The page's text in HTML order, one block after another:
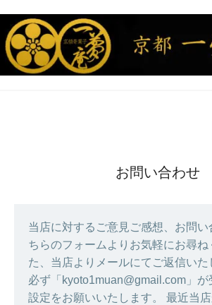
お問い合わせ
当店に対するご意見ご感想、お問い
ちらのフォームよりお気軽にお尋ね
た、当店よりメールにてご返信いた
必ず「kyoto1muan@gmail.com」が
設定をお願いいたします。 最近当